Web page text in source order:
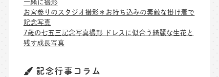
お宮参りのスタジオ撮影＊お持ち込みの素敵な掛け着で
記念写真
7歳の七五三記念写真撮影 ドレスに似合う綺麗な生花と
残す成長写真
記念行事コラム